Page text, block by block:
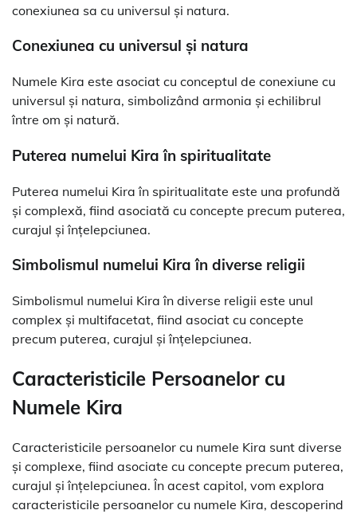
conexiunea sa cu universul și natura.
Conexiunea cu universul și natura
Numele Kira este asociat cu conceptul de conexiune cu
universul și natura, simbolizând armonia și echilibrul
între om și natură.
Puterea numelui Kira în spiritualitate
Puterea numelui Kira în spiritualitate este una profundă
și complexă, fiind asociată cu concepte precum puterea,
curajul și înțelepciunea.
Simbolismul numelui Kira în diverse religii
Simbolismul numelui Kira în diverse religii este unul
complex și multifacetat, fiind asociat cu concepte
precum puterea, curajul și înțelepciunea.
Caracteristicile Persoanelor cu
Numele Kira
Caracteristicile persoanelor cu numele Kira sunt diverse
și complexe, fiind asociate cu concepte precum puterea,
curajul și înțelepciunea. În acest capitol, vom explora
caracteristicile persoanelor cu numele Kira, descoperind